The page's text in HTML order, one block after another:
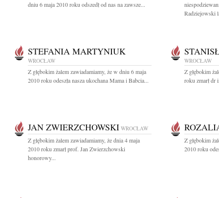
dniu 6 maja 2010 roku odszedł od nas na zawsze...
Radziejowski
STEFANIA MARTYNIUK
WROCŁAW
Z głębokim żalem zawiadamiamy, że w dniu 6 maja
2010 roku odeszła nasza ukochana Mama i Babcia...
WROCŁAW
Z głębokim
roku zmarł dr
JAN ZWIERZCHOWSKI WROCŁAW
Z głębokim żalem zawiadamiamy, że dnia 4 maja
2010 roku zmarł prof. Jan Zwierzchowski
honorowy...
Z głębokim
2010 roku